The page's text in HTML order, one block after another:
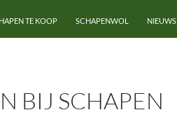
TE KOOP SCHAPENWOL NIEUWS
BIJ SCHAPEN